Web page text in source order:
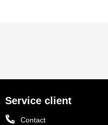
Service client
Contact